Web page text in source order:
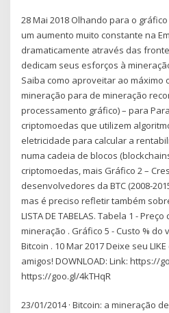
28 Mai 2018 Olhando para o
um aumento muito constante na
dramaticamente através das
dedicam seus esforços à
Saiba como aproveitar ao máximo
mineração para de mineração
processamento gráfico) – para
criptomoedas que utilizem
eletricidade para calcular a
numa cadeia de blocos
criptomoedas, mais Gráfico 2 –
desenvolvedores da BTC (2008-
mas é preciso refletir também
LISTA DE TABELAS. Tabela 1 -
mineração . Gráfico 5 - Custo %
Bitcoin . 10 Mar 2017 Deixe seu
amigos! DOWNLOAD: Link: https://
https://goo.gl/4kTHqR
23/01/2014 · Bitcoin: a mineração